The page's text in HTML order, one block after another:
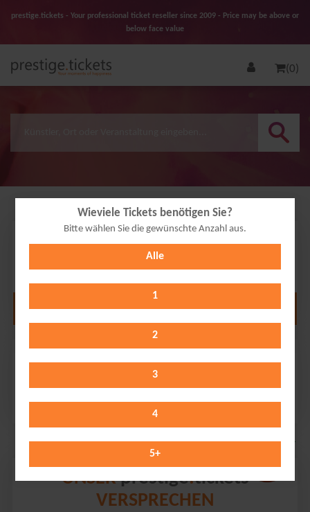
prestige.tickets - Your professional ticket reseller since 2009 - Price may be above or
below face value
(0)
Wieviele Tickets benötigen Sie?
Bitte wählen Sie die gewünschte Anzahl aus.
Alle
1
2
3
4
5+
11
Alle Termine anzeigen
Friday 11.09.2026
UNSERprestige.tickets
VERSPRECHEN